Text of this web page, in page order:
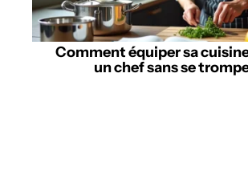
Comment équiper sa
un chef sans se